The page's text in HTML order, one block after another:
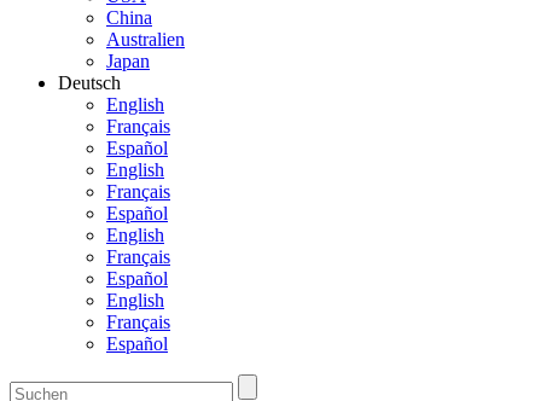
China
Australien
Japan
Deutsch
English
Français
Español
English
Français
Español
English
Français
Español
English
Français
Español